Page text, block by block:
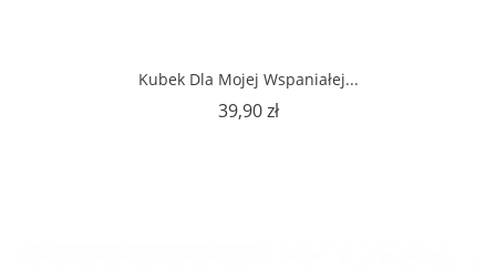
Kubek Dla Mojej Wspaniałej...
39,90 złCena